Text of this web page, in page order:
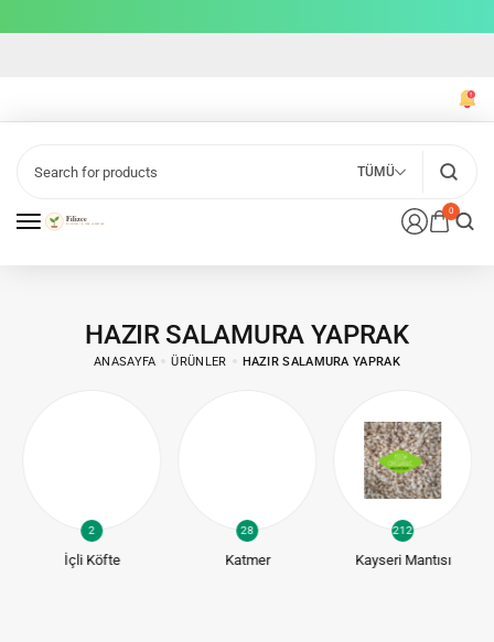
0
TÜMÜ
HAZIR SALAMURA YAPRAK
ANASAYFA ÜRÜNLER HAZIR SALAMURA YAPRAK
2
İçli Köfte
28
Katmer
212
Kayseri Mantısı